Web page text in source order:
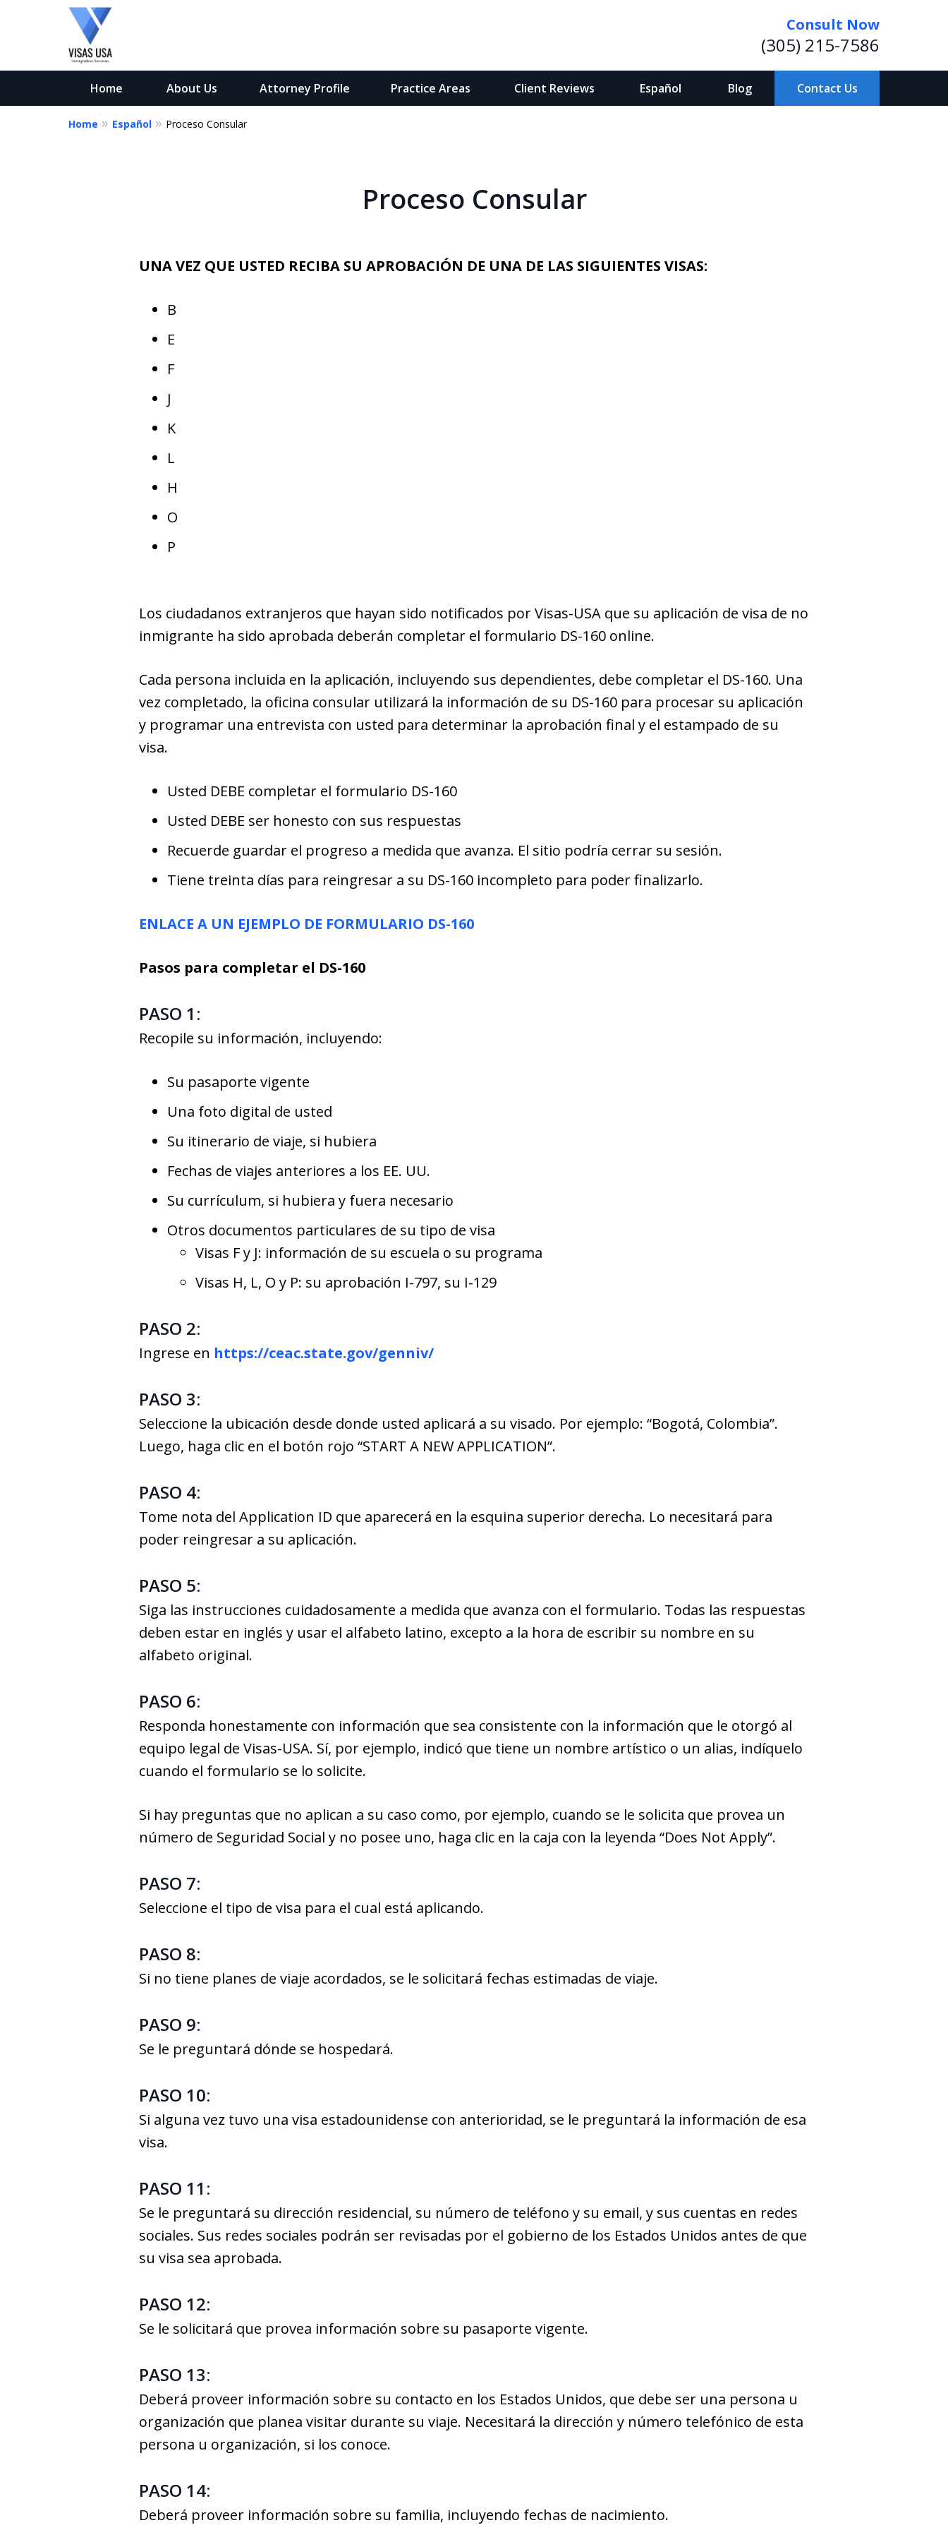
Consult Now
(305) 215-7586
Home About Us Attorney Profile Practice Areas Client Reviews Español Blog Contact Us
en los Estados Unidos
Permítanos Ayudarlo a Obtener su Visa
Home Español Proceso Consular
Proceso Consular
UNA VEZ QUE USTED RECIBA SU APROBACIÓN DE UNA DE LAS SIGUIENTES VISAS:
B
E
F
J
K
L
H
O
P
Los ciudadanos extranjeros que hayan sido notificados por Visas-USA que su aplicación de visa de no
inmigrante ha sido aprobada deberán completar el formulario DS-160 online.
Cada persona incluida en la aplicación, incluyendo sus dependientes, debe completar el DS-160. Una
vez completado, la oficina consular utilizará la información de su DS-160 para procesar su aplicación
y programar una entrevista con usted para determinar la aprobación final y el estampado de su
visa.
Usted DEBE completar el formulario DS-160
Usted DEBE ser honesto con sus respuestas
Recuerde guardar el progreso a medida que avanza. El sitio podría cerrar su sesión.
Tiene treinta días para reingresar a su DS-160 incompleto para poder finalizarlo.
ENLACE A UN EJEMPLO DE FORMULARIO DS-160
Pasos para completar el DS-160
PASO 1:
Recopile su información, incluyendo:
Su pasaporte vigente
Una foto digital de usted
Su itinerario de viaje, si hubiera
Fechas de viajes anteriores a los EE. UU.
Su currículum, si hubiera y fuera necesario
Otros documentos particulares de su tipo de visa
Visas F y J: información de su escuela o su programa
Visas H, L, O y P: su aprobación I-797, su I-129
PASO 2:
Ingrese en https://ceac.state.gov/genniv/
PASO 3:
Seleccione la ubicación desde donde usted aplicará a su visado. Por ejemplo: “Bogotá, Colombia”.
Luego, haga clic en el botón rojo “START A NEW APPLICATION”.
PASO 4:
Tome nota del Application ID que aparecerá en la esquina superior derecha. Lo necesitará para
poder reingresar a su aplicación.
PASO 5:
Siga las instrucciones cuidadosamente a medida que avanza con el formulario. Todas las respuestas
deben estar en inglés y usar el alfabeto latino, excepto a la hora de escribir su nombre en su
alfabeto original.
PASO 6:
Responda honestamente con información que sea consistente con la información que le otorgó al
equipo legal de Visas-USA. Sí, por ejemplo, indicó que tiene un nombre artístico o un alias, indíquelo
cuando el formulario se lo solicite.
Si hay preguntas que no aplican a su caso como, por ejemplo, cuando se le solicita que provea un
número de Seguridad Social y no posee uno, haga clic en la caja con la leyenda “Does Not Apply”.
PASO 7:
Seleccione el tipo de visa para el cual está aplicando.
PASO 8:
Si no tiene planes de viaje acordados, se le solicitará fechas estimadas de viaje.
PASO 9:
Se le preguntará dónde se hospedará.
PASO 10:
Si alguna vez tuvo una visa estadounidense con anterioridad, se le preguntará la información de esa
visa.
PASO 11:
Se le preguntará su dirección residencial, su número de teléfono y su email, y sus cuentas en redes
sociales. Sus redes sociales podrán ser revisadas por el gobierno de los Estados Unidos antes de que
su visa sea aprobada.
PASO 12:
Se le solicitará que provea información sobre su pasaporte vigente.
PASO 13:
Deberá proveer información sobre su contacto en los Estados Unidos, que debe ser una persona u
organización que planea visitar durante su viaje. Necesitará la dirección y número telefónico de esta
persona u organización, si los conoce.
PASO 14:
Deberá proveer información sobre su familia, incluyendo fechas de nacimiento.